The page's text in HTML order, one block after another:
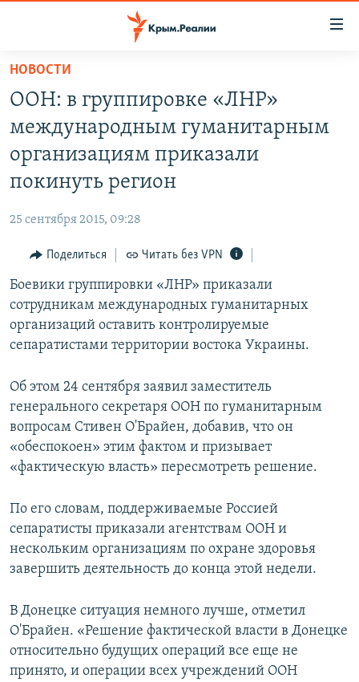
Вернуться
основному
содержанию
главной
Вернутся
поиску
СПЕЦПРОЕКТЫ
ИНТЕРАКТИВ
ИНФОГРАФИКА
ТЕЛЕПРОЕКТ КРЫМ.РЕАЛИИ
СОВЕТЫ ПРАВОЗАЩИТНИКОВ
ПРОПАВШИЕ БЕЗ ВЕСТИ
КРЫМ.НЕПОКОРЕННЫЙ
ELIFBE
УКРАИНСКАЯ ПРОБЛЕМА КРЫМА
РАДІО СВОБОДА
КАК ОБОЙТИ БЛОКИРОВКУ
Українською
Qırımtatar
НОВОСТИ
ООН: в группировке «ЛНР»
международным гуманитарным
организациям приказали
покинуть регион
25 сентября 2015, 09:28
Поделиться Читать без VPN
Боевики группировки «ЛНР» приказали
сотрудникам международных гуманитарных
организаций оставить контролируемые
сепаратистами территории востока Украины.
Об этом 24 сентября заявил заместитель
генерального секретаря ООН по гуманитарным
вопросам Стивен О'Брайен, добавив, что он
«обеспокоен» этим фактом и призывает
«фактическую власть» пересмотреть решение.
По его словам, поддерживаемые Россией
сепаратисты приказали агентствам ООН и
нескольким организациям по охране здоровья
завершить деятельность до конца этой недели.
В Донецке ситуация немного лучше, отметил
О'Брайен. «Решение фактической власти в Донецке
относительно будущих операций все еще не
принято, и операции всех учреждений ООН